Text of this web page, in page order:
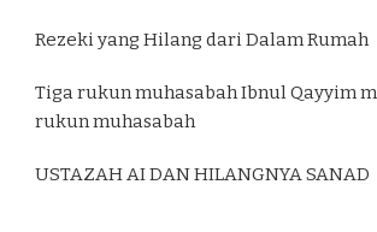
Rezeki yang Hilang dari Dalam Rumah
Tiga rukun muhasabah Ibnul Qayyim
rukun muhasabah
USTAZAH AI DAN HILANGNYA SANAD